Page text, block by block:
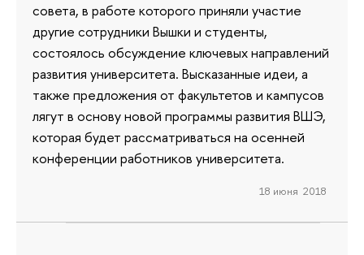
совета, в работе которого приняли участие
другие сотрудники Вышки и студенты,
состоялось обсуждение ключевых направлений
развития университета. Высказанные идеи, а
также предложения от факультетов и кампусов
лягут в основу новой программы развития ВШЭ,
которая будет рассматриваться на осенней
конференции работников университета.
18 июня 2018